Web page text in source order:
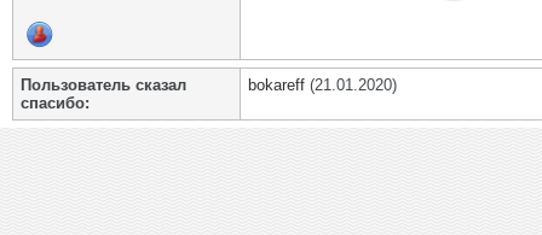
Пользователь сказал
cпасибо:
bokareff (21.01.2020)